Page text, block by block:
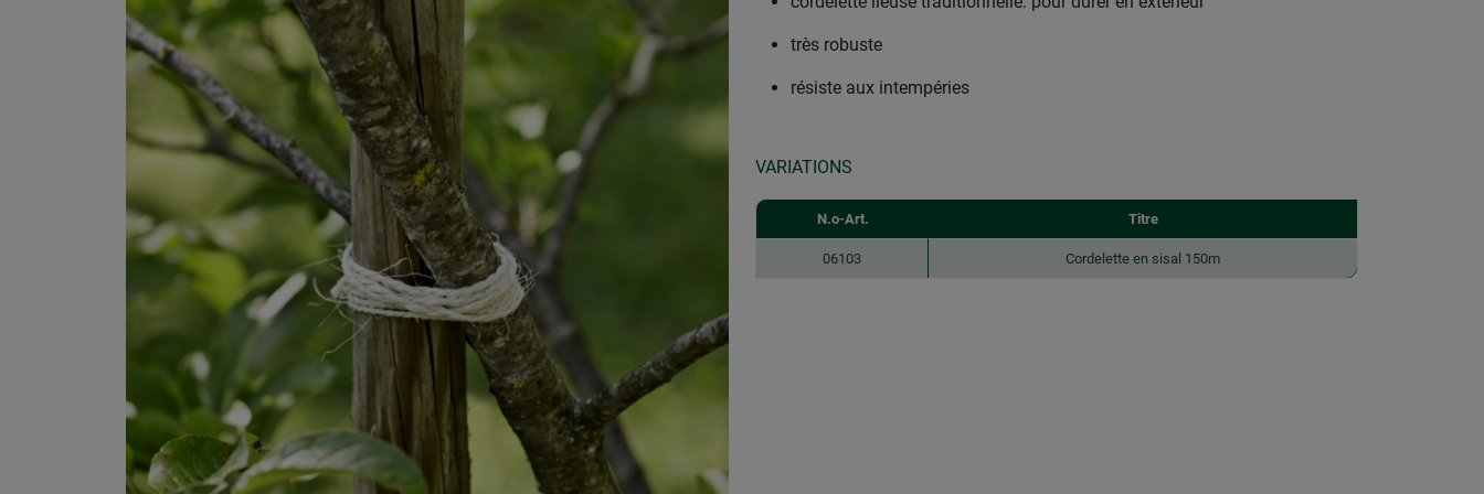
très robuste
résiste aux intempéries
VARIATIONS
N.o-Art. Titre
06103 Cordelette en sisal 150m